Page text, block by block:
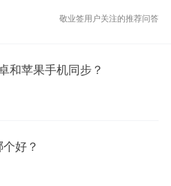
敬业签用户关注的推荐问答
和苹果手机同步？
好？